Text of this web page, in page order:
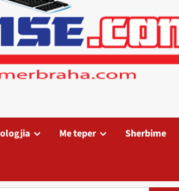
Me teper Sherbime